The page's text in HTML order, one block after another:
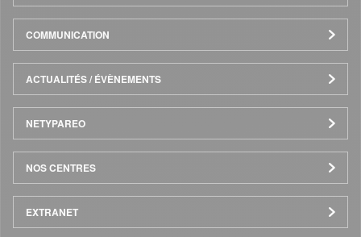
COMMUNICATION
ACTUALITÉS / ÉVÈNEMENTS
NETYPAREO
NOS CENTRES
EXTRANET